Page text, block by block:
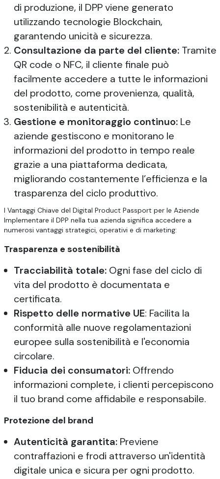
di produzione, il DPP viene generato
utilizzando tecnologie Blockchain,
garantendo unicità e sicurezza.
Consultazione da parte del cliente:Tramite
QR code o NFC, il cliente finale può
facilmente accedere a tutte le informazioni
del prodotto, come provenienza, qualità,
sostenibilità e autenticità.
Gestione e monitoraggio continuo: Le
aziende gestiscono e monitorano le
informazioni del prodotto in tempo reale
grazie a una piattaforma dedicata,
migliorando costantemente l’efficienza e la
trasparenza del ciclo produttivo.
I Vantaggi Chiave del Digital Product Passport per le Aziende
Implementare il DPP nella tua azienda significa accedere a
numerosi vantaggi strategici, operativi e di marketing:
Trasparenza e sostenibilità
Tracciabilità totale:Ogni fase del ciclo di
vita del prodotto è documentata e
certificata.
Rispetto delle normative UE: Facilita la
conformità alle nuove regolamentazioni
europee sulla sostenibilità e l'economia
circolare.
Fiducia dei consumatori: Offrendo
informazioni complete, i clienti percepiscono
il tuo brand come affidabile e responsabile.
Protezione del brand
Autenticità garantita:Previene
contraffazioni e frodi attraverso un'identità
digitale unica e sicura per ogni prodotto.